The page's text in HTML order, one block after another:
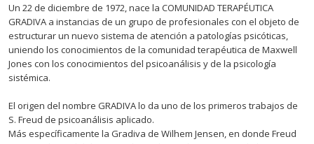
Un 22 de diciembre de 1972, nace la COMUNIDAD TERAPÉUTICA
GRADIVA a instancias de un grupo de profesionales con el objeto de
estructurar un nuevo sistema de atención a patologías psicóticas,
uniendo los conocimientos de la comunidad terapéutica de Maxwell
Jones con los conocimientos del psicoanálisis y de la psicología
sistémica.
El origen del nombre GRADIVA lo da uno de los primeros trabajos de
S. Freud de psicoanálisis aplicado.
Más específicamente la Gradiva de Wilhem Jensen, en donde Freud